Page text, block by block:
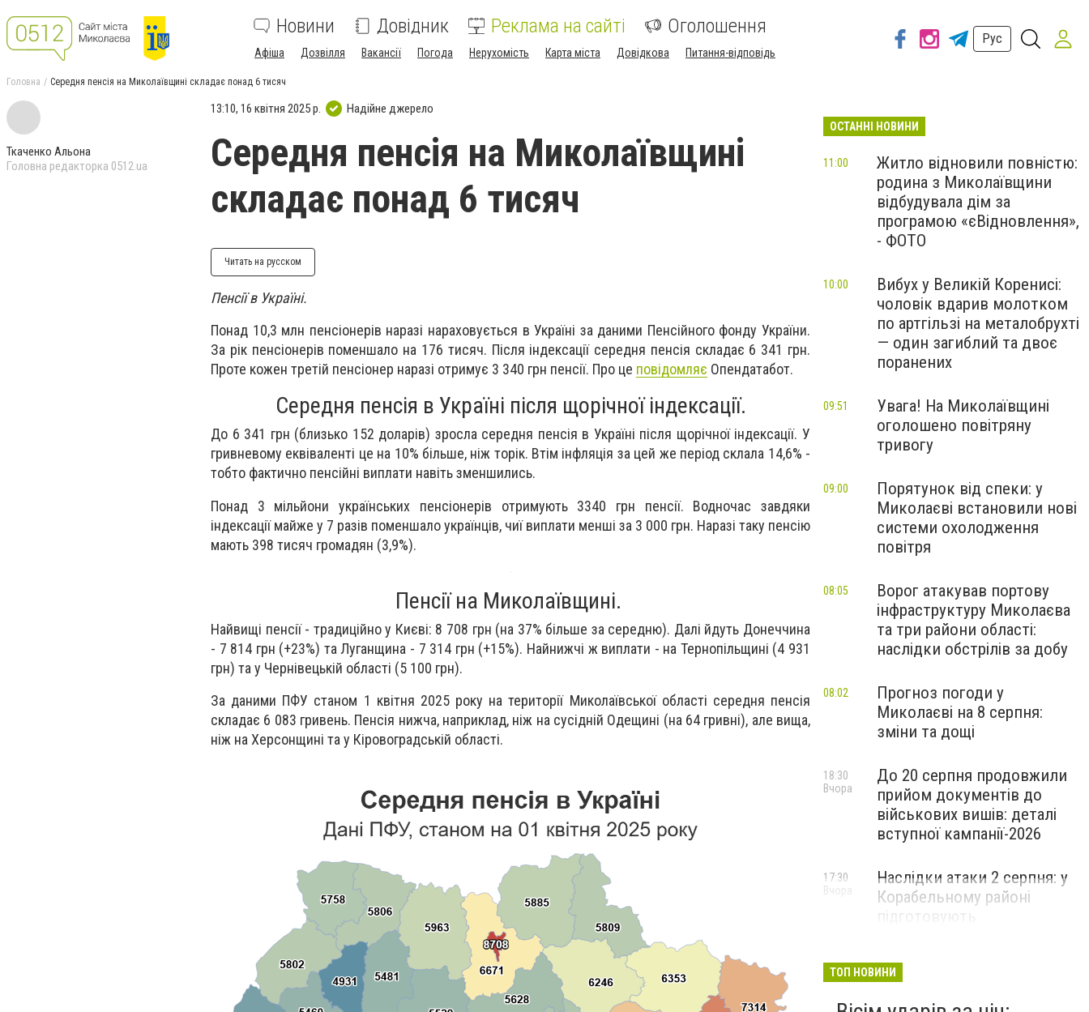
Новини Довідник Реклама на сайті Оголошення
Афіша Дозвілля Вакансії Погода Нерухомість Карта міста Довідкова Питання-відповідь
Рус
Головна Середня пенсія на Миколаївщині складає понад 6 тисяч
Ткаченко Альона
Головна редакторка 0512.ua
13:10, 16 квітня 2025 р. Надійне джерело
Середня пенсія на Миколаївщині
складає понад 6 тисяч
Читать на русском
Пенсії в Україні.
Понад 10,3 млн пенсіонерів наразі нараховується в Україні за даними Пенсійного фонду України.
За рік пенсіонерів поменшало на 176 тисяч. Після індексації середня пенсія складає 6 341 грн.
Проте кожен третій пенсіонер наразі отримує 3 340 грн пенсії. Про це повідомляє Опендатабот.
Середня пенсія в Україні після щорічної індексації.
До 6 341 грн (близько 152 доларів) зросла середня пенсія в Україні після щорічної індексації. У
гривневому еквіваленті це на 10% більше, ніж торік. Втім інфляція за цей же період склала 14,6% -
тобто фактично пенсійні виплати навіть зменшились.
Понад 3 мільйони українських пенсіонерів отримують 3340 грн пенсії. Водночас завдяки
індексації майже у 7 разів поменшало українців, чиї виплати менші за 3 000 грн. Наразі таку пенсію
мають 398 тисяч громадян (3,9%).
Пенсії на Миколаївщині.
Найвищі пенсії - традиційно у Києві: 8 708 грн (на 37% більше за середню). Далі йдуть Донеччина
- 7 814 грн (+23%) та Луганщина - 7 314 грн (+15%). Найнижчі ж виплати - на Тернопільщині (4 931
грн) та у Чернівецькій області (5 100 грн).
За даними ПФУ станом 1 квітня 2025 року на території Миколаївської області середня пенсія
складає 6 083 гривень. Пенсія нижча, наприклад, ніж на сусідній Одещині (на 64 гривні), але вища,
ніж на Херсонщині та у Кіровоградській області.
ОСТАННІ НОВИНИ
Житло відновили повністю:
родина з Миколаївщини
відбудувала дім за
програмою «єВідновлення»,
- ФОТО
11:00
Вибух у Великій Коренисі:
чоловік вдарив молотком
по артгільзі на металобрухті
— один загиблий та двоє
поранених
10:00
Увага! На Миколаївщині
оголошено повітряну
тривогу
09:51
Порятунок від спеки: у
Миколаєві встановили нові
системи охолодження
повітря
09:00
Ворог атакував портову
інфраструктуру Миколаєва
та три райони області:
наслідки обстрілів за добу
08:05
Прогноз погоди у
Миколаєві на 8 серпня:
зміни та дощі
08:02
До 20 серпня продовжили
прийом документів до
військових вишів: деталі
вступної кампанії-2026
18:30
Вчора
Наслідки атаки 2 серпня: у
Корабельному районі
17:30
Вчора
ТОП НОВИНИ